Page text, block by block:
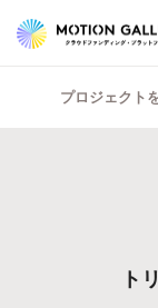
プロジェクト
ト